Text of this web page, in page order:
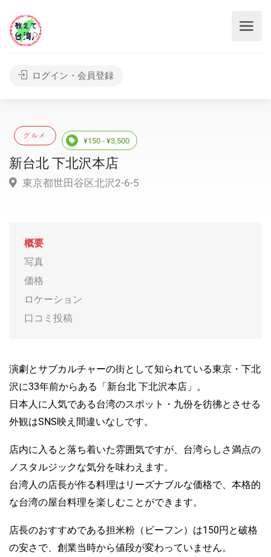
ログイン・会員登録
グルメ
¥150 - ¥3,500
新台北 下北沢本店
東京都世田谷区北沢2-6-5
概要
写真
価格
ロケーション
口コミ投稿
演劇とサブカルチャーの街として知られている東京・下北
沢に33年前からある「新台北 下北沢本店」。
日本人に人気である台湾のスポット・九份を彷彿とさせる
外観はSNS映え間違いなしです。
店内に入ると落ち着いた雰囲気ですが、台湾らしさ満点の
ノスタルジックな気分を味わえます。
台湾人の店長が作る料理はリーズナブルな価格で、本格的
な台湾の屋台料理を楽しむことができます。
店長のおすすめである担米粉（ビーフン）は150円と破格
の安さで、創業当時から値段が変わっていません。